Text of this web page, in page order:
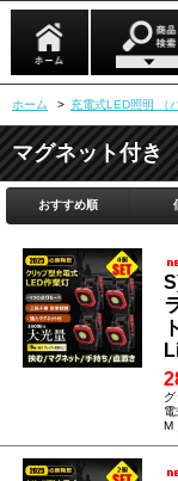
ホーム > 充電式LED照明 （
マグネット付き
おすすめ順
M